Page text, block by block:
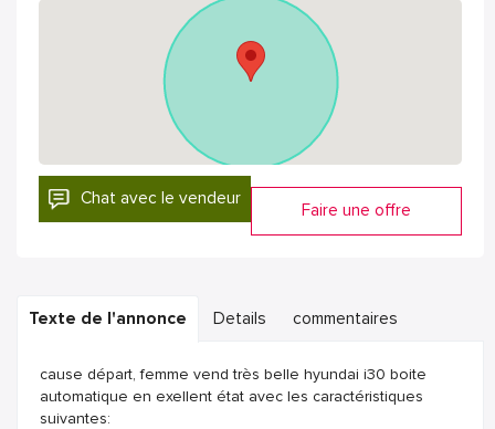
Chat avec le vendeur
Faire une offre
Texte de l'annonce Details commentaires
cause départ, femme vend très belle hyundai i30 boite
automatique en exellent état avec les caractéristiques
suivantes: